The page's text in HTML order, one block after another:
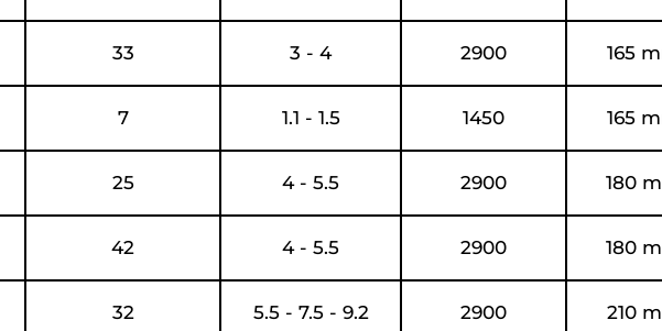
33 3 - 4 2900 165
7 1.1 - 1.5 1450 165
25 4 - 5.5 2900 180
42 4 - 5.5 2900 180
32 5.5 - 7.5 - 9.2 2900 210